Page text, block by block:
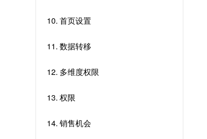
10. 首页设置
11. 数据转移
12. 多维度权限
13. 权限
14. 销售机会